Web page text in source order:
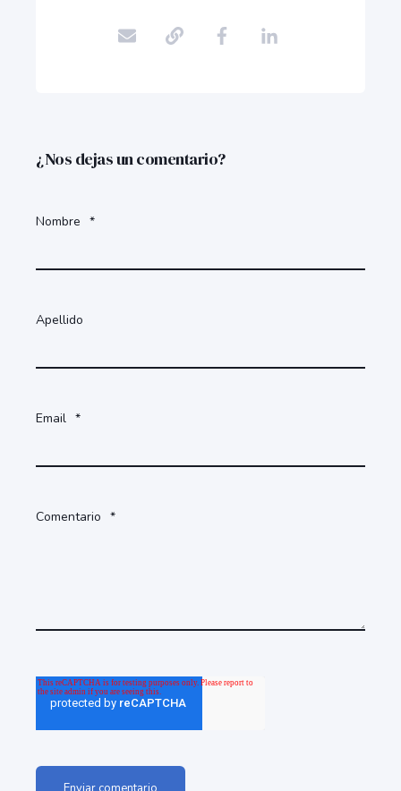
¿Nos dejas un comentario?
Nombre *
Apellido
Email *
Comentario *